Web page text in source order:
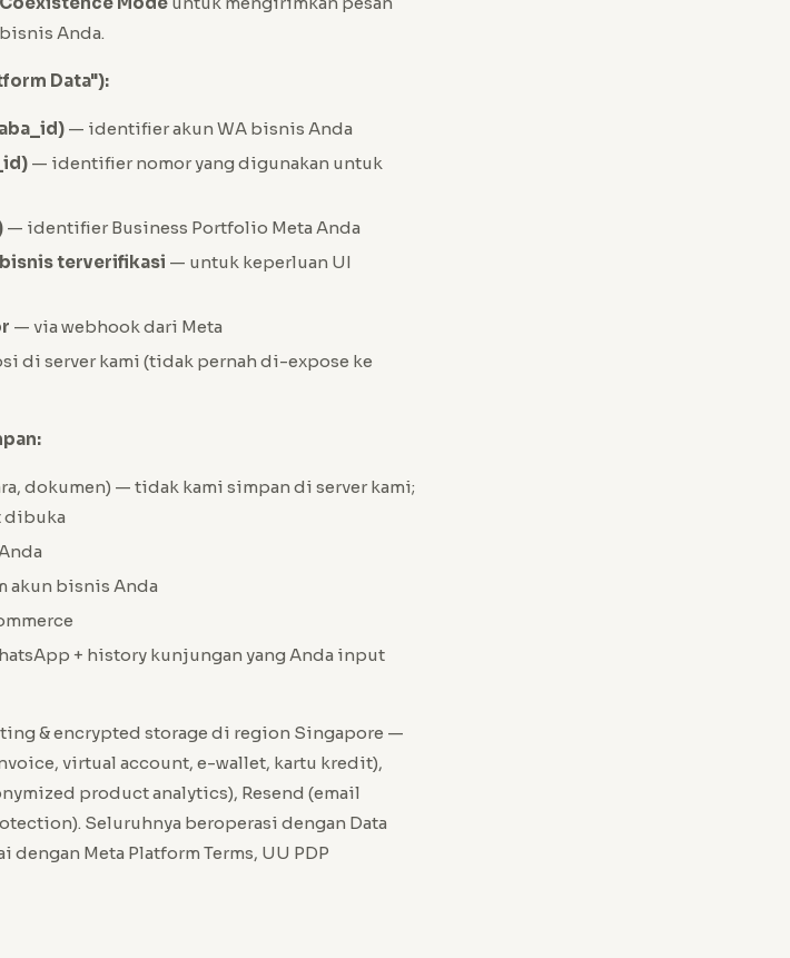
Anda.
Data"):
— identifier akun WA bisnis Anda
— identifier nomor yang digunakan untuk
— identifier Business Portfolio Meta Anda
bisnis terverifikasi — untuk keperluan UI
— via webhook dari Meta
di server kami (tidak pernah di-expose ke
dokumen) — tidak kami simpan di server kami;
dibuka
akun bisnis Anda
+ history kunjungan yang Anda input
& encrypted storage di region Singapore —
virtual account, e-wallet, kartu kredit),
product analytics), Resend (email
Seluruhnya beroperasi dengan Data
dengan Meta Platform Terms, UU PDP